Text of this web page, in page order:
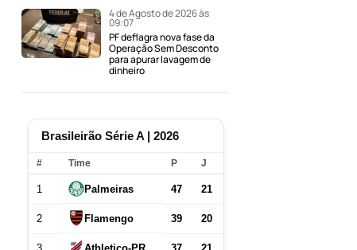
4 de Agosto de 2026 às
09:07
PF deflagra nova fase da
Operação Sem Desconto
para apurar lavagem de
dinheiro